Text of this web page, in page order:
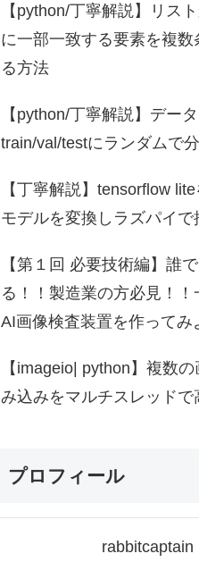
【python/丁寧解説】リス
に一部一致する要素を複数
る方法
【python/丁寧解説】デー
train/val/testにランダムで
【丁寧解説】tensorflow
モデルを変換しラズパイで
【第１回 必要技術編】誰
る！！製造業の方必見！！
AI画像検査装置を作ってみ
【imageio| python】複数
み込みをマルチスレッドで
プロフィール
rabbitcaptain